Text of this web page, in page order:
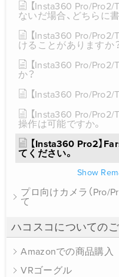
【Insta360 Pro/
ないだ場合、どちらに
【Insta360 Pro/
けることがありますか
【Insta360 Pro/
か？
【Insta360 Pro/Pro2/
【Insta360 Pro/
操作は可能ですか。
【Insta360 Pro2】
てください。
Show
プロ向けカメラ（Pro/
て
ハコスコについての
Amazonでの商品購入
VRゴーグル